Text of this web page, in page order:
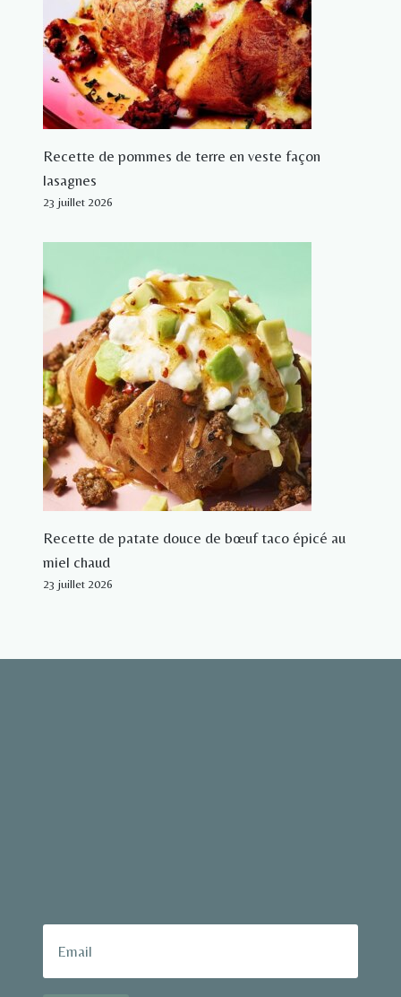
Recette de pommes de terre en veste façon
lasagnes
23 juillet 2026
Recette de patate douce de bœuf taco épicé au
miel chaud
23 juillet 2026